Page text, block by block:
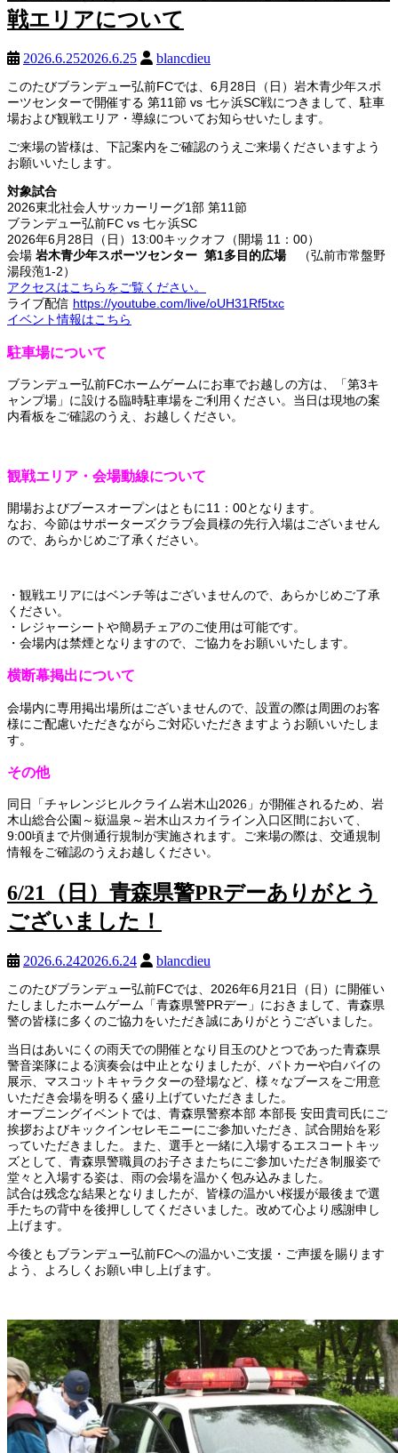
戦エリアについて
2026.6.252026.6.25 blancdieu
このたびブランデュー弘前FCでは、6月28日（日）岩木青少年スポ
ーツセンターで開催する 第11節 vs 七ヶ浜SC戦につきまして、駐車
場および観戦エリア・導線についてお知らせいたします。
ご来場の皆様は、下記案内をご確認のうえご来場くださいますよう
お願いいたします。
対象試合
2026東北社会人サッカーリーグ1部 第11節
ブランデュー弘前FC vs 七ヶ浜SC
2026年6月28日（日）13:00キックオフ（開場 11：00）
会場 岩木青少年スポーツセンター 第1多目的広場
（弘前市常盤野
湯段萢1-2）
アクセスはこちらをご覧ください。
ライブ配信 https://youtube.com/live/oUH31Rf5txc
イベント情報はこちら
駐車場について
ブランデュー弘前FCホームゲームにお車でお越しの方は、「第3キ
ャンプ場」に設ける臨時駐車場をご利用ください。当日は現地の案
内看板をご確認のうえ、お越しください。
観戦エリア・会場動線について
開場およびブースオープンはともに11：00となります。
なお、今節はサポーターズクラブ会員様の先行入場はございません
ので、あらかじめご了承ください。
・観戦エリアにはベンチ等はございませんので、あらかじめご了承
ください。
・レジャーシートや簡易チェアのご使用は可能です。
・会場内は禁煙となりますので、ご協力をお願いいたします。
横断幕掲出について
会場内に専用掲出場所はございませんので、設置の際は周囲のお客
様にご配慮いただきながらご対応いただきますようお願いいたしま
す。
その他
同日「チャレンジヒルクライム岩木山2026」が開催されるため、岩
木山総合公園～嶽温泉～岩木山スカイライン入口区間において、
9:00頃まで片側通行規制が実施されます。ご来場の際は、交通規制
情報をご確認のうえお越しください。
6/21（日）青森県警PRデーありがとう
ございました！
2026.6.242026.6.24 blancdieu
このたびブランデュー弘前FCでは、2026年6月21日（日）に開催い
たしましたホームゲーム「青森県警PRデー」におきまして、青森県
警の皆様に多くのご協力をいただき誠にありがとうございました。
当日はあいにくの雨天での開催となり目玉のひとつであった青森県
警音楽隊による演奏会は中止となりましたが、パトカーや白バイの
展示、マスコットキャラクターの登場など、様々なブースをご用意
いただき会場を明るく盛り上げていただきました。
オープニングイベントでは、青森県警察本部 本部長 安田貴司氏にご
挨拶およびキックインセレモニーにご参加いただき、試合開始を彩
っていただきました。また、選手と一緒に入場するエスコートキッ
ズとして、青森県警職員のお子さまたちにご参加いただき制服姿で
堂々と入場する姿は、雨の会場を温かく包み込みました。
試合は残念な結果となりましたが、皆様の温かい桜援が最後まで選
手たちの背中を後押ししてくださいました。改めて心より感謝申し
上げます。
今後ともブランデュー弘前FCへの温かいご支援・ご声援を賜ります
よう、よろしくお願い申し上げます。